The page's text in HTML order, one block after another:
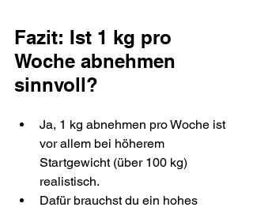
Fazit: Ist 1 kg pro
Woche abnehmen
sinnvoll?
Ja, 1 kg abnehmen pro Woche ist
vor allem bei höherem
Startgewicht (über 100 kg)
realistisch.
Dafür brauchst du ein hohes